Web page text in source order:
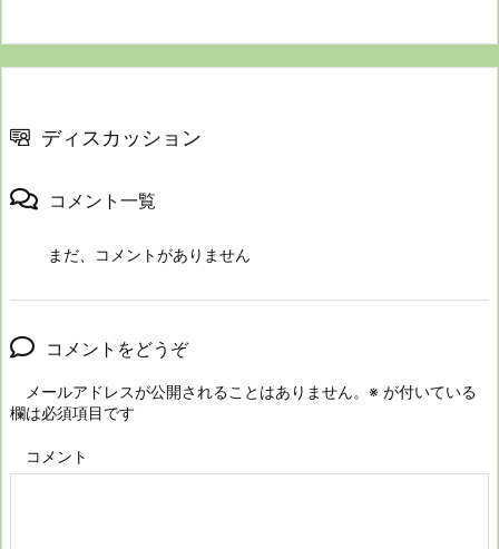
ディスカッション
コメント一覧
まだ、コメントがありません
コメントをどうぞ
メールアドレスが公開されることはありません。 ※ が付いている
欄は必須項目です
コメント